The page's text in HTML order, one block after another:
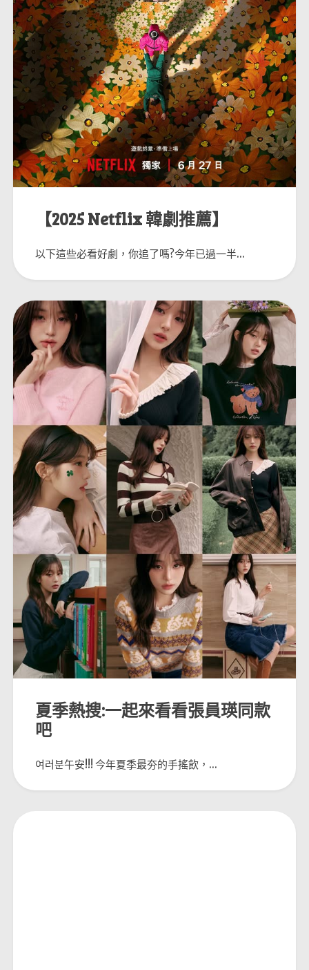
【2025 Netflix 韓劇推薦】
以下這些必看好劇，你追了嗎?今年已過一半...
夏季熱搜:一起來看看張員瑛同款
吧
여러분午安!!! 今年夏季最夯的手搖飲，...